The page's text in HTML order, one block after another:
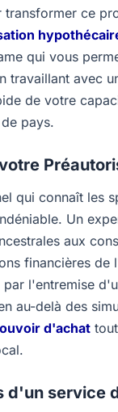
transformer ce
qui vous
travaillant avec
de votre
pays.
qui connaît les
Un
aux
financières
par l'entremise
au-delà des
d'achat
d'un service